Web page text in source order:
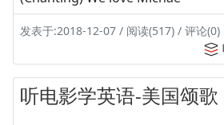
发表于:2018-12-07 / 阅读(517) / 评论(0)
听电影学英语-美国颂歌